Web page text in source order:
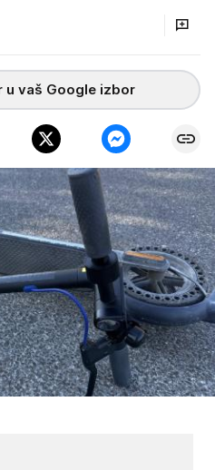
u vaš Google izbor